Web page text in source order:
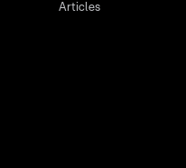
Articles